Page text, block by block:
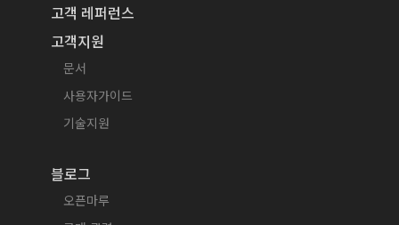
고객 레퍼런스
고객지원
문서
사용자가이드
기술지원
블로그
오픈마루